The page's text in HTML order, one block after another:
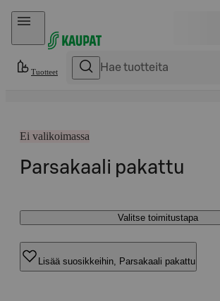
Hyppää sisältöön
Tuotteet
Ei valikoimassa
Parsakaali pakattu
Valitse toimitustapa
Lisää suosikkeihin, Parsakaali pakattu